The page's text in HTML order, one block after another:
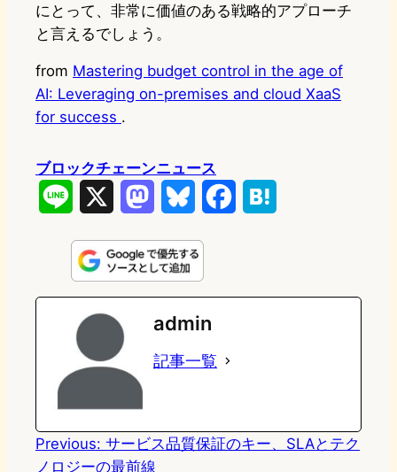
にとって、非常に価値のある戦略的アプローチ
と言えるでしょう。
from Mastering budget control in the age of
AI: Leveraging on-premises and cloud XaaS
for success .
ブロックチェーンニュース
n
e
s
t
o
d
n
u
e
s
k
e
k
e
admin
記事一覧
Previous: サービス品質保証のキー、SLAとテク
ノロジーの最前線